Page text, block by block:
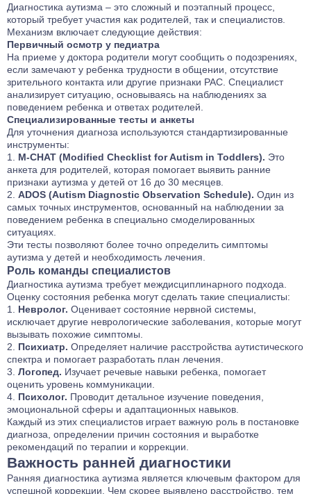
Диагностика аутизма – это сложный и поэтапный процесс,
который требует участия как родителей, так и специалистов.
Механизм включает следующие действия:
Первичный осмотр у педиатра
На приеме у доктора родители могут сообщить о подозрениях,
если замечают у ребенка трудности в общении, отсутствие
зрительного контакта или другие признаки РАС. Специалист
анализирует ситуацию, основываясь на наблюдениях за
поведением ребенка и ответах родителей.
Специализированные тесты и анкеты
Для уточнения диагноза используются стандартизированные
инструменты:
M-CHAT (Modified Checklist for Autism in Toddlers). Это
анкета для родителей, которая помогает выявить ранние
признаки аутизма у детей от 16 до 30 месяцев.
ADOS (Autism Diagnostic Observation Schedule). Один из
самых точных инструментов, основанный на наблюдении за
поведением ребенка в специально смоделированных
ситуациях.
Эти тесты позволяют более точно определить симптомы
аутизма у детей и необходимость лечения.
Роль команды специалистов
Диагностика аутизма требует междисциплинарного подхода.
Оценку состояния ребенка могут сделать такие специалисты:
Невролог. Оценивает состояние нервной системы,
исключает другие неврологические заболевания, которые могут
вызывать похожие симптомы.
Психиатр. Определяет наличие расстройства аутистического
спектра и помогает разработать план лечения.
Логопед. Изучает речевые навыки ребенка, помогает
оценить уровень коммуникации.
Психолог. Проводит детальное изучение поведения,
эмоциональной сферы и адаптационных навыков.
Каждый из этих специалистов играет важную роль в постановке
диагноза, определении причин состояния и выработке
рекомендаций по терапии и коррекции.
Важность ранней диагностики
Ранняя диагностика аутизма является ключевым фактором для
успешной коррекции. Чем скорее выявлено расстройство, тем